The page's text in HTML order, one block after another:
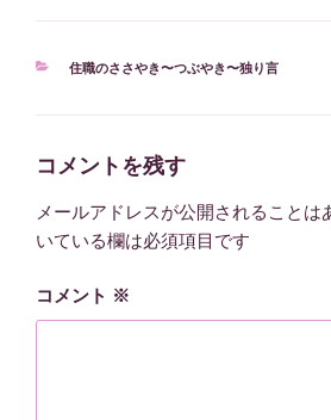
カ
住職のささやき〜つぶやき〜独り言
コメントを残す
メールアドレスが公開されることは
いている欄は必須項目です
コメント ※